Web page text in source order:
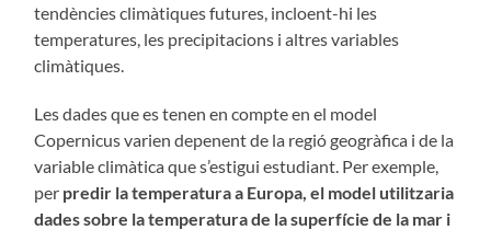
tendències climàtiques futures, incloent-hi les
temperatures, les precipitacions i altres variables
climàtiques.
Les dades que es tenen en compte en el model
Copernicus varien depenent de la regió geogràfica i de la
variable climàtica que s’estigui estudiant. Per exemple,
per predir la temperatura a Europa, el model utilitzaria
dades sobre la temperatura de la superfície de la mar i